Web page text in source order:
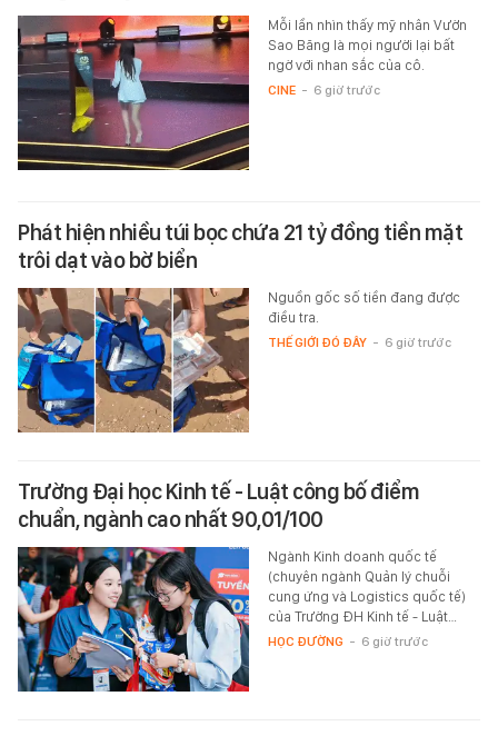
Mỗi lần nhìn thấy mỹ nhân Vườn
Sao Băng là mọi người lại bất
ngờ với nhan sắc của cô.
CINE - 6 giờ trước
Phát hiện nhiều túi bọc chứa 21 tỷ đồng tiền mặt
trôi dạt vào bờ biển
Nguồn gốc số tiền đang được
điều tra.
THẾ GIỚI ĐÓ ĐÂY - 6 giờ trước
Trường Đại học Kinh tế - Luật công bố điểm
chuẩn, ngành cao nhất 90,01/100
Ngành Kinh doanh quốc tế
(chuyên ngành Quản lý chuỗi
cung ứng và Logistics quốc tế)
của Trường ĐH Kinh tế - Luật…
HỌC ĐƯỜNG - 6 giờ trước